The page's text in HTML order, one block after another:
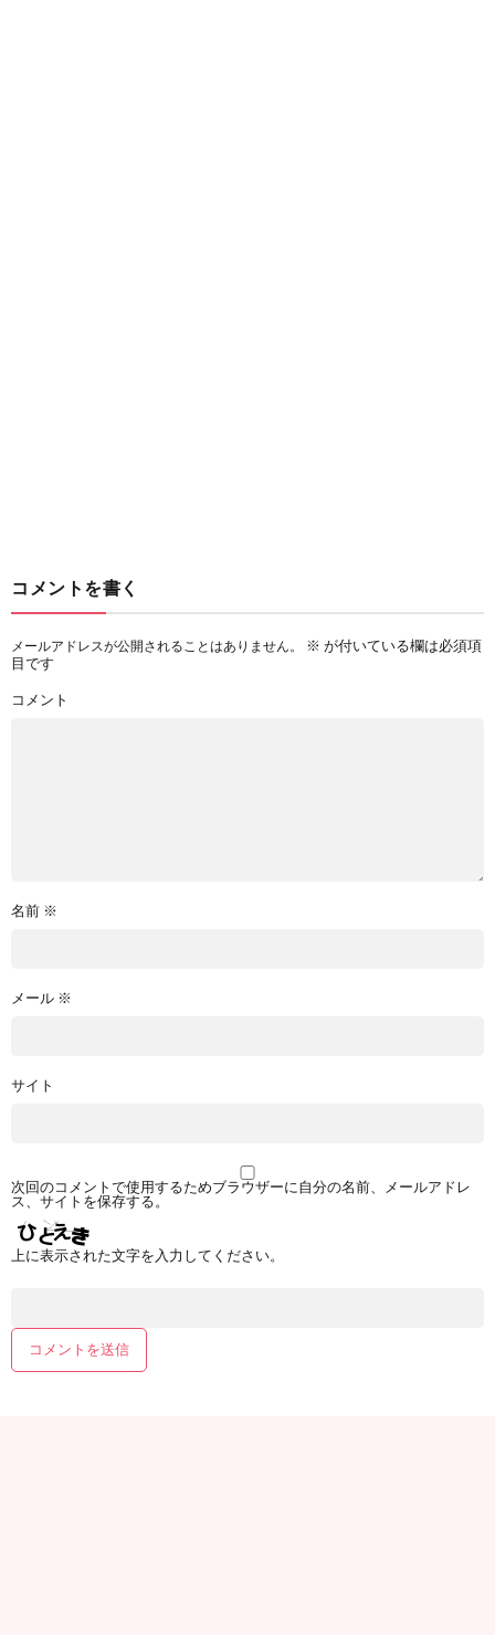
コメントを書く
メールアドレスが公開されることはありません。 ※ が付いている欄は必須項
目です
コメント
名前 ※
メール ※
サイト
次回のコメントで使用するためブラウザーに自分の名前、メールアドレ
ス、サイトを保存する。
上に表示された文字を入力してください。